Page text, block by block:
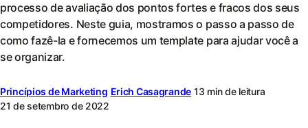
processo de avaliação dos pontos fortes e fracos dos seus
competidores. Neste guia, mostramos o passo a passo de
como fazê-la e fornecemos um template para ajudar você a
se organizar.
Princípios de Marketing Erich Casagrande 13 min de leitura
21 de setembro de 2022